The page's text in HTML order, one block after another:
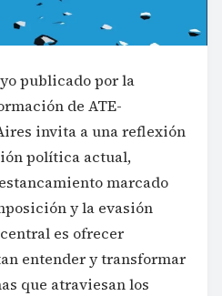
publicado por la
de ATE-
invita a una reflexión
política actual,
marcado
y la evasión
es ofrecer
entender y transformar
que atraviesan los